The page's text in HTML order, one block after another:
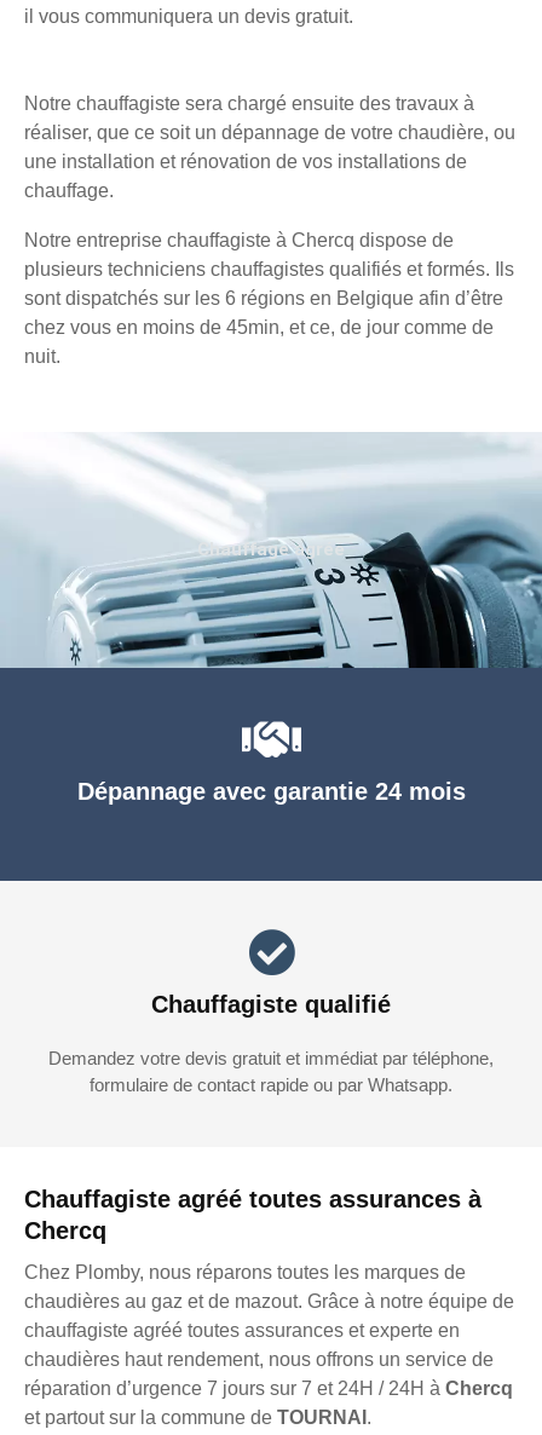
il vous communiquera un devis gratuit.
Notre chauffagiste sera chargé ensuite des travaux à
réaliser, que ce soit un dépannage de votre chaudière, ou
une installation et rénovation de vos installations de
chauffage.
Notre entreprise chauffagiste à Chercq dispose de
plusieurs techniciens chauffagistes qualifiés et formés. Ils
sont dispatchés sur les 6 régions en Belgique afin d’être
chez vous en moins de 45min, et ce, de jour comme de
nuit.
Chauffagiste agréé toutes assurances à
Chercq
Chez Plomby, nous réparons toutes les marques de
chaudières au gaz et de mazout. Grâce à notre équipe de
chauffagiste agréé toutes assurances et experte en
chaudières haut rendement, nous offrons un service de
réparation d’urgence 7 jours sur 7 et 24H / 24H à Chercq
et partout sur la commune de TOURNAI .
Dépannage avec garantie 24 mois
Chauffagiste qualifié
Demandez votre devis gratuit et immédiat par téléphone,
formulaire de contact rapide ou par Whatsapp.
Chauffage agréé